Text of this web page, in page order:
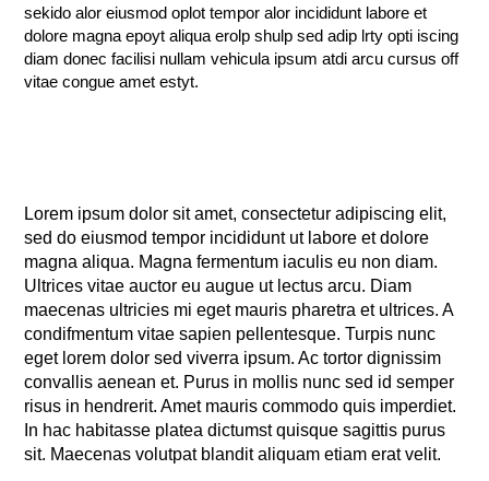
sekido alor eiusmod oplot tempor alor incididunt labore et
dolore magna epoyt aliqua erolp shulp sed adip lrty opti iscing
diam donec facilisi nullam vehicula ipsum atdi arcu cursus off
vitae congue amet estyt.
Lorem ipsum dolor sit amet, consectetur adipiscing elit,
sed do eiusmod tempor incididunt ut labore et dolore
magna aliqua. Magna fermentum iaculis eu non diam.
Ultrices vitae auctor eu augue ut lectus arcu. Diam
maecenas ultricies mi eget mauris pharetra et ultrices. A
condifmentum vitae sapien pellentesque. Turpis nunc
eget lorem dolor sed viverra ipsum. Ac tortor dignissim
convallis aenean et. Purus in mollis nunc sed id semper
risus in hendrerit. Amet mauris commodo quis imperdiet.
In hac habitasse platea dictumst quisque sagittis purus
sit. Maecenas volutpat blandit aliquam etiam erat velit.